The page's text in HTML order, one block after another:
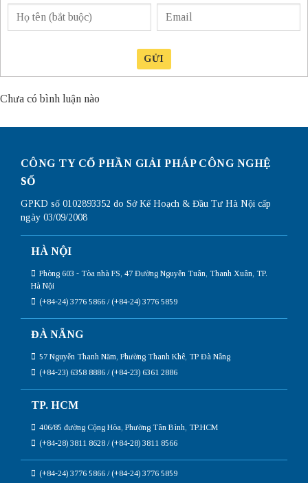
GỬI
Chưa có bình luận nào
CÔNG TY CỔ PHẦN GIẢI PHÁP CÔNG NGHỆ
SỐ
GPKD số 0102893352 do Sở Kế Hoạch & Đầu Tư Hà Nội cấp
ngày 03/09/2008
HÀ NỘI
Phòng 603 - Tòa nhà FS, 47 Đường Nguyễn Tuân, Thanh Xuân, TP.
Hà Nội
(+84-24) 3776 5866 / (+84-24) 3776 5859
ĐÀ NẴNG
57 Nguyễn Thanh Năm, Phường Thanh Khê, TP Đà Nẵng
(+84-23) 6358 8886 / (+84-23) 6361 2886
TP. HCM
406/85 đường Cộng Hòa, Phường Tân Bình, TP.HCM
(+84-28) 3811 8628 / (+84-28) 3811 8566
(+84-24) 3776 5866 / (+84-24) 3776 5859